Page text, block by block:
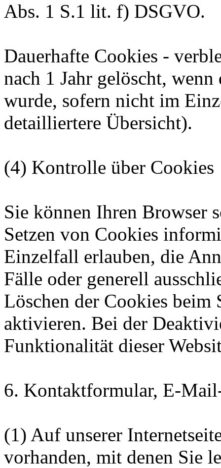
Abs. 1 S.1 lit. f) DSGVO.
Dauerhafte Cookies -
nach 1 Jahr gelöscht,
wurde, sofern nicht im
detailliertere Übersicht).
(4) Kontrolle über Cookies
Sie können Ihren Browser
Setzen von Cookies
Einzelfall erlauben, die
Fälle oder generell
Löschen der Cookies beim
aktivieren. Bei der
Funktionalität dieser
6. Kontaktformular, E-
(1) Auf unserer
vorhanden, mit denen Sie